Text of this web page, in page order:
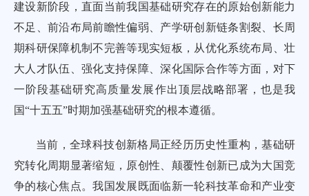
建设新阶段，直面当前我国基础研究存在的原始创新能力
不足、前沿布局前瞻性偏弱、产学研创新链条割裂、长周
期科研保障机制不完善等现实短板，从优化系统布局、壮
大人才队伍、强化支持保障、深化国际合作等方面，对下
一阶段基础研究高质量发展作出顶层战略部署，也是我
国“十五五”时期加强基础研究的根本遵循。
当前，全球科技创新格局正经历历史性重构，基础研
究转化周期显著缩短，原创性、颠覆性创新已成为大国竞
争的核心焦点。我国发展既面临新一轮科技革命和产业变